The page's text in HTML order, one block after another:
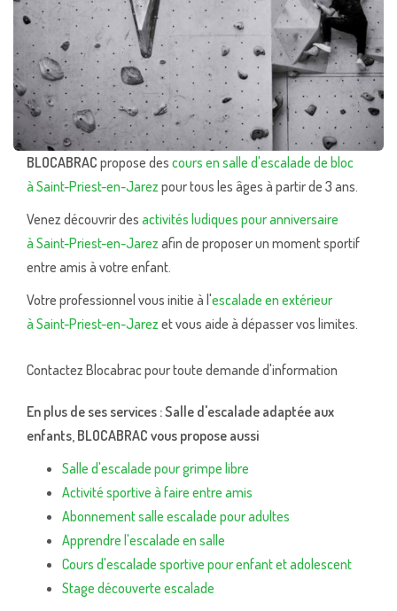
BLOCABRAC propose des cours en salle d'escalade de bloc
à Saint-Priest-en-Jarezpour tous les âges à partir de 3 ans.
Venez découvrir des activités ludiques pour anniversaire
à Saint-Priest-en-Jarezafin de proposer un moment sportif
entre amis à votre enfant.
Votre professionnel vous initie à l'escalade en extérieur
à Saint-Priest-en-Jarezet vous aide à dépasser vos limites.
Contactez Blocabrac pour toute demande d'information
En plus de ses services :Salle d'escalade adaptée aux
enfants, BLOCABRAC vous propose aussi
Salle d'escalade pour grimpe libre
Activité sportive à faire entre amis
Abonnement salle escalade pour adultes
Apprendre l'escalade en salle
Cours d'escalade sportive pour enfant et adolescent
Stage découverte escalade